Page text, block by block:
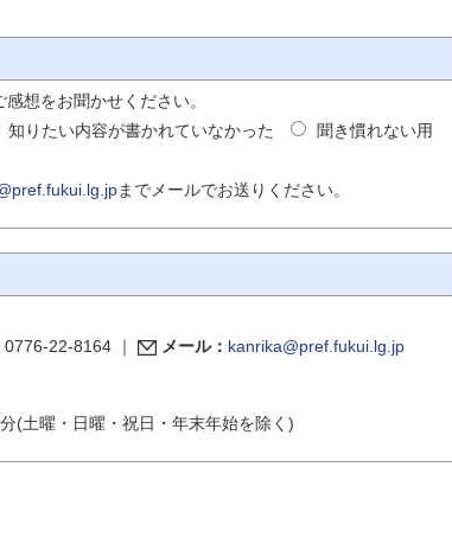
想をお聞かせください。
知りたい内容が書かれていなかった
聞き慣れない用
までメールでお送りください。
0776-22-8164 ｜ メール： kanrika@pref.fukui.lg.jp
(土曜・日曜・祝日・年末年始を除く)